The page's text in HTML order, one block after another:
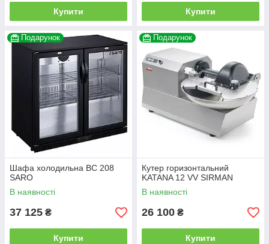
Купити Купити
Подарунок
Шафа холодильна BC 208
SARO
В наявності
37 125 ₴
Купити
Подарунок
Кутер горизонтальний
KATANA 12 VV SIRMAN
В наявності
26 100 ₴
Купити